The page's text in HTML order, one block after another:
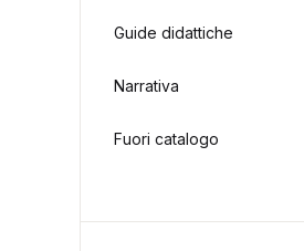
Guide didattiche
Narrativa
Fuori catalogo